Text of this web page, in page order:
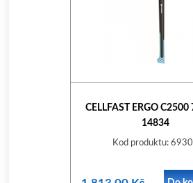
CELLFAST ERGO
14834
Kod produktu: